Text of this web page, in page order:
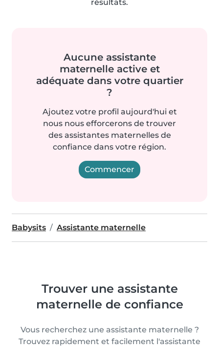
résultats.
Aucune assistante
maternelle active et
adéquate dans votre quartier
?
Ajoutez votre profil aujourd'hui et
nous nous efforcerons de trouver
des assistantes maternelles de
confiance dans votre région.
Commencer
Babysits Assistante maternelle
Trouver une assistante
maternelle de confiance
Vous recherchez une assistante maternelle ?
Trouvez rapidement et facilement l'assistante